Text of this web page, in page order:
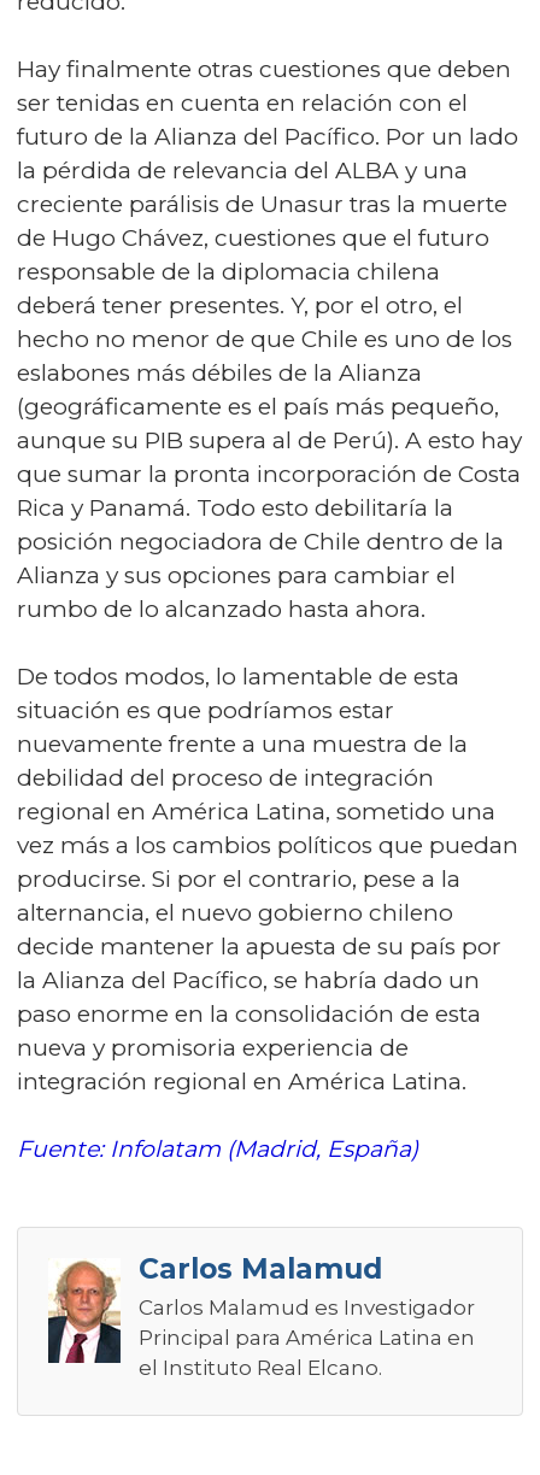
Hay finalmente otras cuestiones que deben
ser tenidas en cuenta en relación con el
futuro de la Alianza del Pacífico. Por un lado
la pérdida de relevancia del ALBA y una
creciente parálisis de Unasur tras la muerte
de Hugo Chávez, cuestiones que el futuro
responsable de la diplomacia chilena
deberá tener presentes. Y, por el otro, el
hecho no menor de que Chile es uno de los
eslabones más débiles de la Alianza
(geográficamente es el país más pequeño,
aunque su PIB supera al de Perú). A esto hay
que sumar la pronta incorporación de Costa
Rica y Panamá. Todo esto debilitaría la
posición negociadora de Chile dentro de la
Alianza y sus opciones para cambiar el
rumbo de lo alcanzado hasta ahora.
De todos modos, lo lamentable de esta
situación es que podríamos estar
nuevamente frente a una muestra de la
debilidad del proceso de integración
regional en América Latina, sometido una
vez más a los cambios políticos que puedan
producirse. Si por el contrario, pese a la
alternancia, el nuevo gobierno chileno
decide mantener la apuesta de su país por
la Alianza del Pacífico, se habría dado un
paso enorme en la consolidación de esta
nueva y promisoria experiencia de
integración regional en América Latina.
Fuente: Infolatam (Madrid, España)
Carlos Malamud
Carlos Malamud es Investigador
Principal para América Latina en
el Instituto Real Elcano.